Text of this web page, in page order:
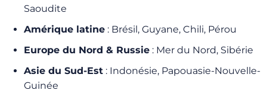
Saoudite
Amérique latine : Brésil, Guyane, Chili, Pérou
Europe du Nord & Russie : Mer du Nord, Sibérie
Asie du Sud-Est : Indonésie, Papouasie-Nouvelle-
Guinée